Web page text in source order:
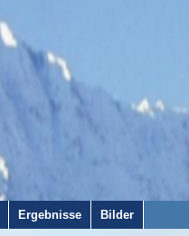
Ergebnisse
Bilder